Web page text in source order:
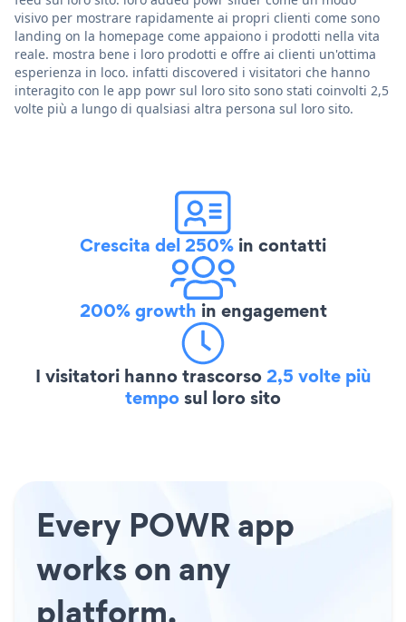
visivo per mostrare rapidamente ai propri clienti come sono
landing on la homepage come appaiono i prodotti nella vita
reale. mostra bene i loro prodotti e offre ai clienti un'ottima
esperienza in loco. infatti discovered i visitatori che hanno
interagito con le app powr sul loro sito sono stati coinvolti 2,5
volte più a lungo di qualsiasi altra persona sul loro sito.
Crescita del 250% in contatti
200% growth in engagement
I visitatori hanno trascorso2,5 volte più
temposul loro sito
Every POWR app
works on any
platform.